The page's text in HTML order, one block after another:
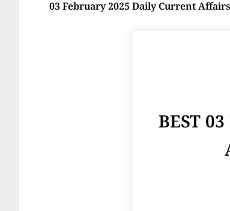
03 February 2025 Daily Current
BEST